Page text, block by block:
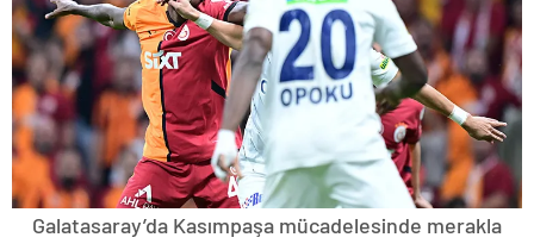
Galatasaray’da Kasımpaşa mücadelesinde merakla